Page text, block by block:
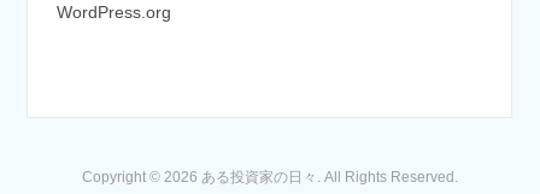
WordPress.org
Copyright © 2026 ある投資家の日々. All Rights Reserved.